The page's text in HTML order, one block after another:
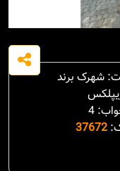
شهرک برند
4
37672